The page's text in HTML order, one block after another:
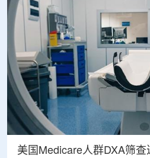
美国Medicare人群DXA筛